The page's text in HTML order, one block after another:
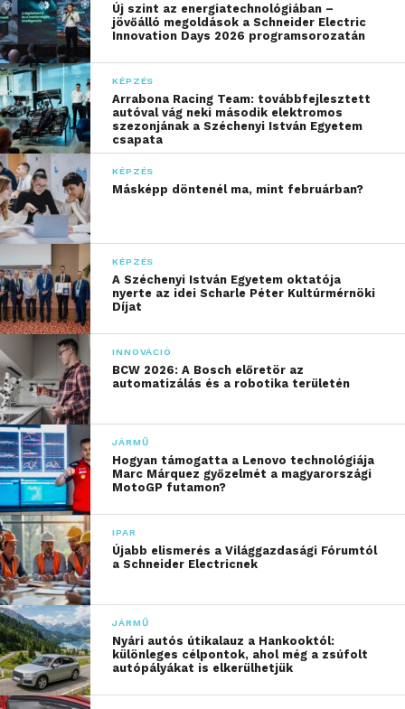
Új szint az energiatechnológiában –
jövőálló megoldások a Schneider Electric
Innovation Days 2026 programsorozatán
KÉPZÉS
Arrabona Racing Team: továbbfejlesztett
autóval vág neki második elektromos
szezonjának a Széchenyi István Egyetem
csapata
KÉPZÉS
Másképp döntenél ma, mint februárban?
KÉPZÉS
A Széchenyi István Egyetem oktatója
nyerte az idei Scharle Péter Kultúrmérnöki
Díjat
INNOVÁCIÓ
BCW 2026: A Bosch előretör az
automatizálás és a robotika területén
JÁRMŰ
Hogyan támogatta a Lenovo technológiája
Marc Márquez győzelmét a magyarországi
MotoGP futamon?
IPAR
Újabb elismerés a Világgazdasági Fórumtól
a Schneider Electricnek
JÁRMŰ
Nyári autós útikalauz a Hankooktól:
különleges célpontok, ahol még a zsúfolt
autópályákat is elkerülhetjük